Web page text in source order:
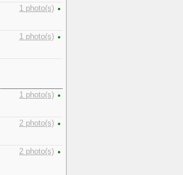
1 photo(s) •
1 photo(s) •
1 photo(s) •
2 photo(s) •
2 photo(s) •